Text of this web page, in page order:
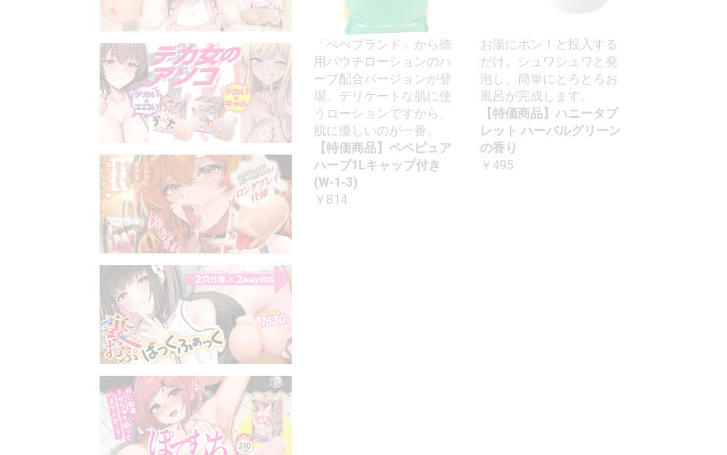
「ぺぺブランド」から徳
用パウチローションのハ
ーブ配合バージョンが登
場。デリケートな肌に使
うローションですから、
肌に優しいのが一番。
【特価商品】ペペピュア
ハーブ1Lキャップ付き
(W-1-3)
￥814
お湯にポン！と投入する
だけ。シュワシュワと発
泡し、簡単にとろとろお
風呂が完成します。
【特価商品】ハニータブ
レット ハーバルグリーン
の香り
￥495